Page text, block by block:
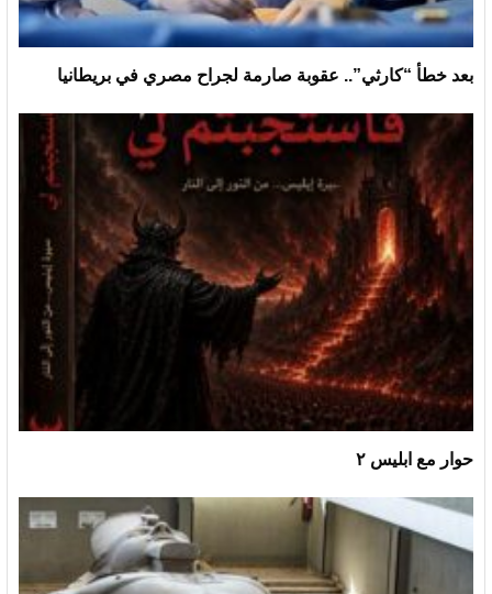
بعد خطأ “كارثي”.. عقوبة صارمة لجراح مصري في بريطانيا
حوار مع ابليس ٢